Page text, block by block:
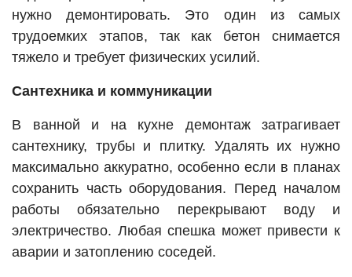
нужно демонтировать. Это один из самых
трудоемких этапов, так как бетон снимается
тяжело и требует физических усилий.
Сантехника и коммуникации
В ванной и на кухне демонтаж затрагивает
сантехнику, трубы и плитку. Удалять их нужно
максимально аккуратно, особенно если в планах
сохранить часть оборудования. Перед началом
работы обязательно перекрывают воду и
электричество. Любая спешка может привести к
аварии и затоплению соседей.